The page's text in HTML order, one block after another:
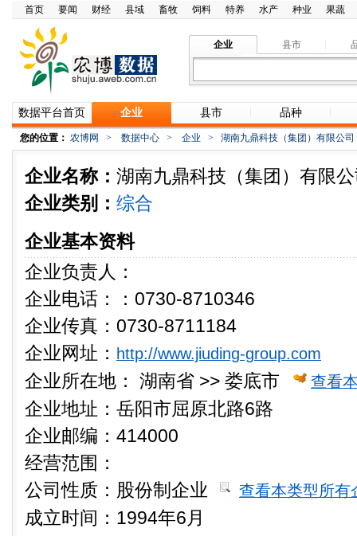
首页 要闻 财经 县域 畜牧 饲料 特养 水产 种业 果蔬
企业 县市
数据平台首页 企业 县市 品种
您的位置： 农博网 > 数据中心 > 企业 > 湖南九鼎科技（集团）有限公司
企业名称： 湖南九鼎科技（集团）有限
企业类别： 综合
企业基本资料
企业负责人：
企业电话：：0730-8710346
企业传真：0730-8711184
企业网址： http://www.jiuding-group.com
企业所在地： 湖南省 >> 娄底市 查看
企业地址：岳阳市屈原北路6路
企业邮编：414000
经营范围：
公司性质： 股份制企业 查看本类型所有
成立时间：1994年6月